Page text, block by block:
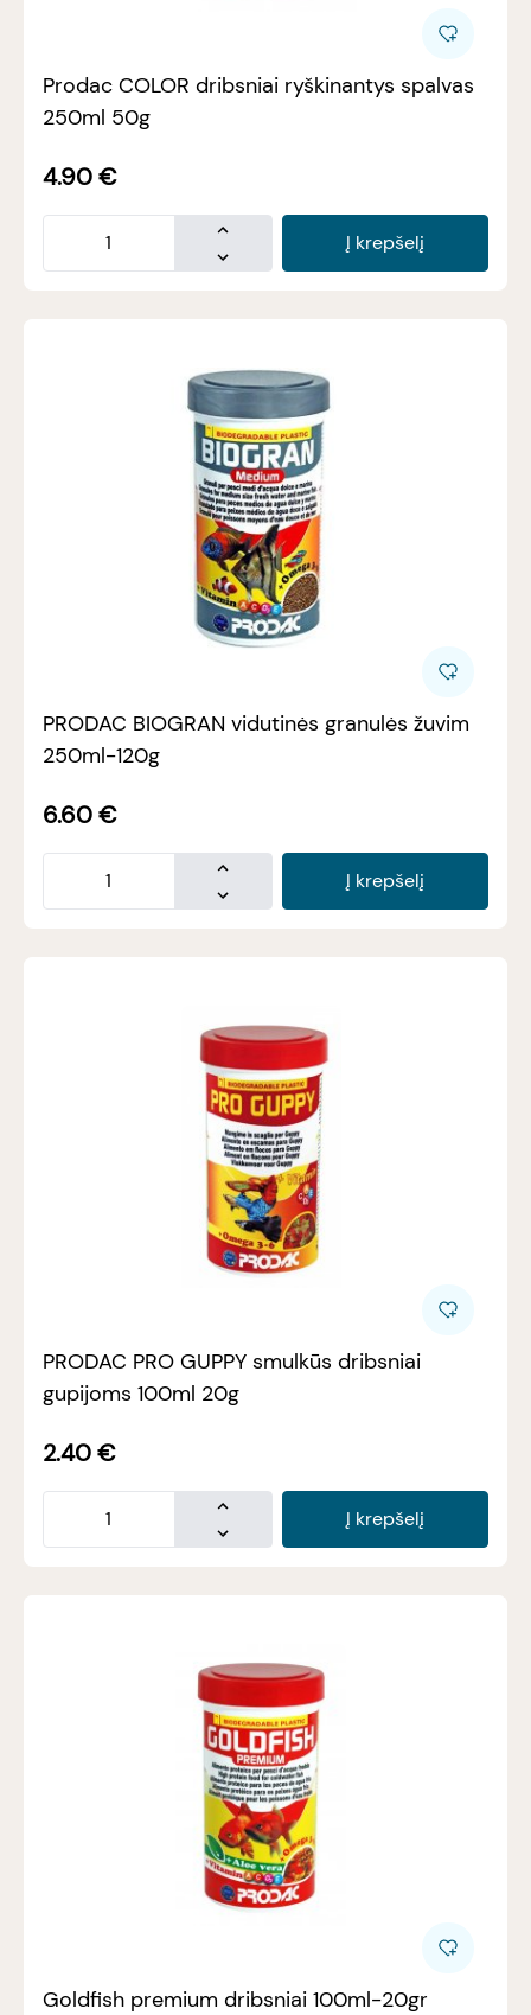
Prodac COLOR dribsniai ryškinantys spalvas
250ml 50g
4.90€
Į krepšelį
PRODAC BIOGRAN vidutinės granulės žuvim
250ml-120g
6.60€
Į krepšelį
PRODAC PRO GUPPY smulkūs dribsniai
gupijoms 100ml 20g
2.40€
Į krepšelį
Goldfish premium dribsniai 100ml-20gr